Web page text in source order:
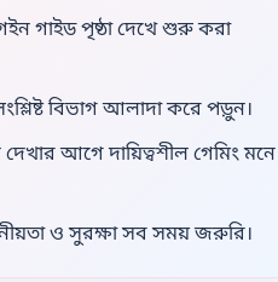
গাইড পৃষ্ঠা দেখে শুরু করা
বিভাগ আলাদা করে পড়ুন।
আগে দায়িত্বশীল গেমিং মনে
ও সুরক্ষা সব সময় জরুরি।